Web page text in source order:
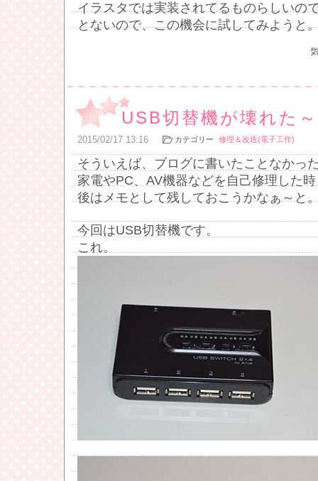
イラスタでは実装されてるものらしいの
とないので、この機会に試してみようと
USB切替機が壊れた
2015/02/17 13:16 カテゴリー 修理＆改造(電子工作)
そういえば、ブログに書いたことなかっ
家電やPC、AV機器などを自己修理した
後はメモとして残しておこうかなぁ～と
今回はUSB切替機です。
これ。